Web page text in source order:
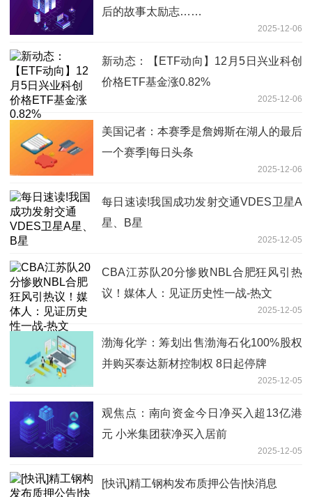
后的故事太励志……
2025-12-06
新动态：【ETF动向】12月5日兴业科创
价格ETF基金涨0.82%
2025-12-06
美国记者：本赛季是詹姆斯在湖人的最后
一个赛季|每日头条
2025-12-06
每日速读!我国成功发射交通VDES卫星A
星、B星
2025-12-05
CBA江苏队20分惨败NBL合肥狂风引热
议！媒体人：见证历史性一战-热文
2025-12-05
渤海化学：筹划出售渤海石化100%股权
并购买泰达新材控制权 8日起停牌
2025-12-05
观焦点：南向资金今日净买入超13亿港
元 小米集团获净买入居前
2025-12-05
[快讯]精工钢构发布质押公告|快消息